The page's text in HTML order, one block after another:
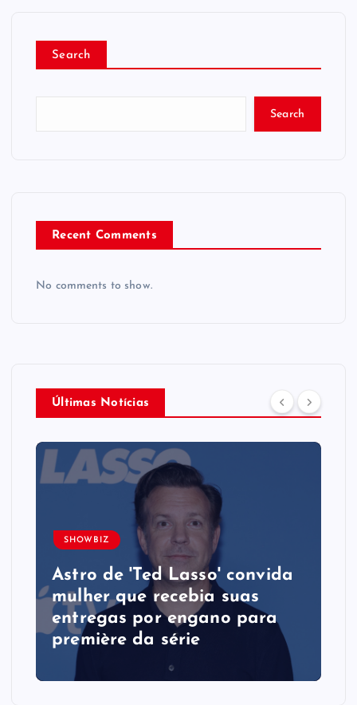
Search
Search
Recent Comments
No comments to show.
Últimas Notícias
SHOWBIZ
Astro de 'Ted Lasso' convida
mulher que recebia suas
entregas por engano para
première da série